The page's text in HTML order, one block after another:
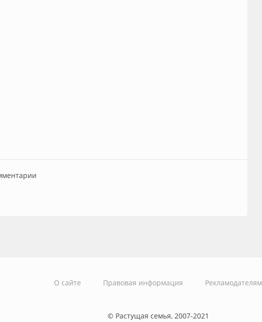
О сайте Правовая информация Рекламодателям
© Растущая семья, 2007-2021